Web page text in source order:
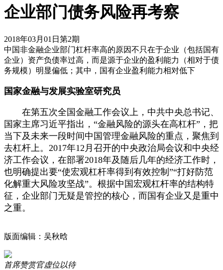
企业部门债务风险再考察
2018年03月01日第2期
中国非金融企业部门杠杆率高的原因不只在于企业（包括国有
企业）资产负债率过高，而是源于企业的盈利能力（相对于债
务规模）明显偏低；其中，国有企业盈利能力相对低下
国家金融与发展实验室研究员
在第五次全国金融工作会议上，中共中央总书记、
国家主席习近平指出，“金融风险的源头在高杠杆”，把
当下及未来一段时间中国管理金融风险的重点，聚焦到
去杠杆上。2017年12月召开的中央政治局会议和中央经
济工作会议，在部署2018年及随后几年的经济工作时，
也明确提出要“使宏观杠杆率得到有效控制”“打好防范
化解重大风险攻坚战”。根据中国宏观杠杆率的结构特
征，企业部门无疑是管控的核心，而国有企业又是重中
之重。
版面编辑：吴秋晗
首席赞赏官虚位以待